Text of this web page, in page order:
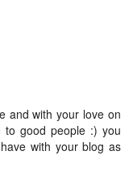
and with your love on
to good people :) you
with your blog as